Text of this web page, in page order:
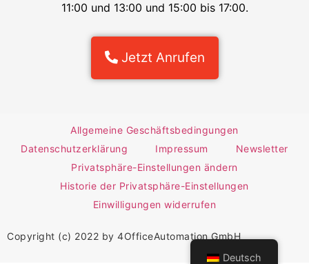
11:00 und 13:00 und 15:00 bis 17:00.
Jetzt Anrufen
Allgemeine Geschäftsbedingungen
Datenschutzerklärung
Impressum
Newsletter
Privatsphäre-Einstellungen ändern
Historie der Privatsphäre-Einstellungen
Einwilligungen widerrufen
Copyright (c) 2022 by 4OfficeAutomation GmbH
Deutsch